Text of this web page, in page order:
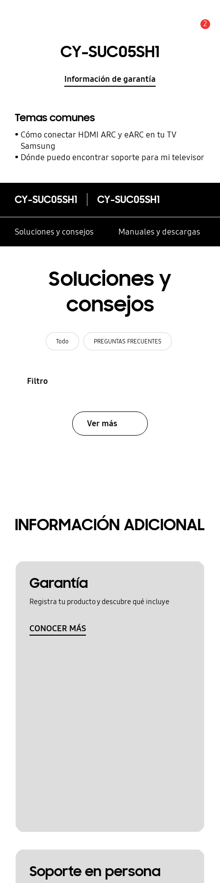
2
CY-SUC05SH1
Información de garantía
Temas comunes
Cómo conectar HDMI ARC y eARC en tu TV
Samsung
Dónde puedo encontrar soporte para mi televisor
CY-SUC05SH1 CY-SUC05SH1
Soluciones y consejos Manuales y descargas
Soluciones y
consejos
Todo PREGUNTAS FRECUENTES
Filtro
Ver más
INFORMACIÓN ADICIONAL
Garantía
Registra tu producto y descubre qué incluye
CONOCER MÁS
Soporte en persona